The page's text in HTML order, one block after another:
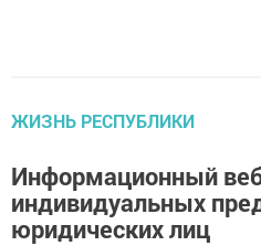
ЖИЗНЬ РЕСПУБЛИКИ
Информационный
индивидуальных
юридических лиц